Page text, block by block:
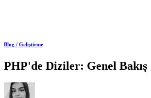
Blog / Geliştirme
PHP'de Diziler: Genel Bakış